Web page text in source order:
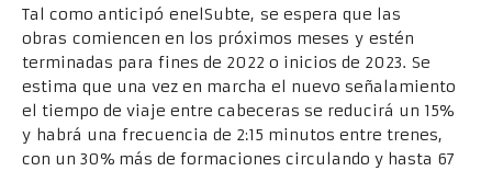
Tal como anticipó enelSubte, se espera que las
obras comiencen en los próximos meses y estén
terminadas para fines de 2022 o inicios de 2023. Se
estima que una vez en marcha el nuevo señalamiento
el tiempo de viaje entre cabeceras se reducirá un 15%
y habrá una frecuencia de 2:15 minutos entre trenes,
con un 30% más de formaciones circulando y hasta 67